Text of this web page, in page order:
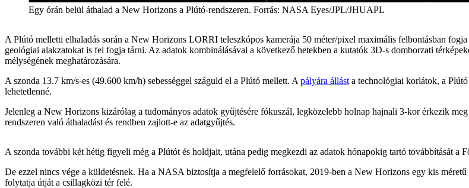
Egy órán belül áthalad a New Horizons a Plútó-rendszeren. Forrás: NASA Eyes/JPL/JHUAPL
A Plútó melletti elhaladás során a New Horizons LORRI teleszkópos kamerája 50 méter/pixel maximális felbontásban
geológiai alakzatokat is fel fogja tárni. Az adatok kombinálásával a következő hetekben a kutatók 3D-s domborzati
mélységének meghatározására.
A szonda 13.7 km/s-es (49.600 km/h) sebességgel száguld el a Plútó mellett. A pályára állást a technológiai korlátok, a
lehetetlenné.
Jelenleg a New Horizons kizárólag a tudományos adatok gyűjtésére fókuszál, legközelebb holnap hajnali 3-kor érkezik
rendszeren való áthaladást és rendben zajlott-e az adatgyűjtés.
A szonda további két hétig figyeli még a Plútót és holdjait, utána pedig megkezdi az adatok hónapokig tartó továbbítását a
De ezzel nincs vége a küldetésnek. Ha a NASA biztosítja a megfelelő forrásokat, 2019-ben a New Horizons egy kis
folytatja útját a csillagközi tér felé.